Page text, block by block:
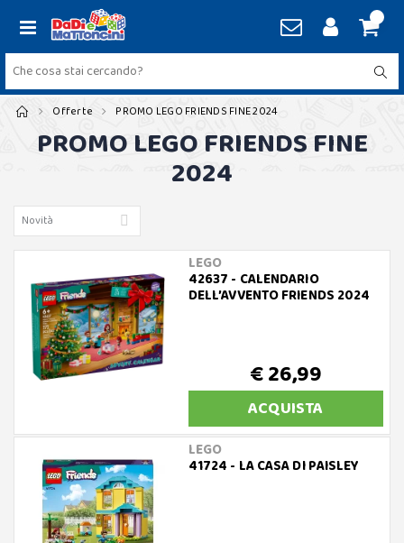
Offerte PROMO LEGO FRIENDS FINE 2024
PROMO LEGO FRIENDS FINE
2024
LEGO
42637 - CALENDARIO
DELL’AVVENTO FRIENDS 2024
€ 26,99
ACQUISTA
LEGO
41724 - LA CASA DI PAISLEY